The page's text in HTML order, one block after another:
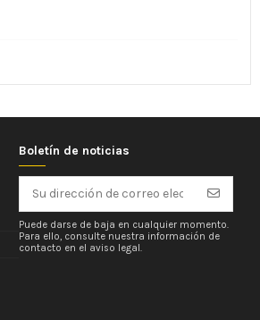
Boletín de noticias
Puede darse de baja en cualquier momento.
Para ello, consulte nuestra información de
contacto en el aviso legal.